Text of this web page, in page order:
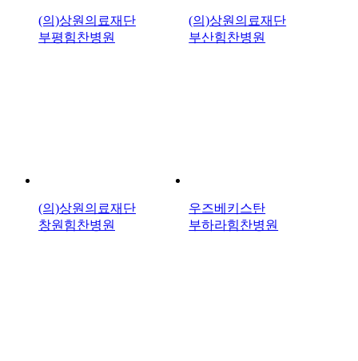
(의)상원의료재단
부평힘찬병원
(의)상원의료재단
부산힘찬병원
(의)상원의료재단
창원힘찬병원
우즈베키스탄
부하라힘찬병원